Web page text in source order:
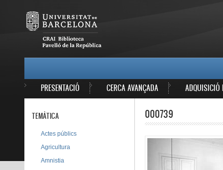
PRESENTACIÓ CERCA AVANÇADA ADQUISICIÓ
000739
TEMÀTICA
Actes públics
Agricultura
Amnistia